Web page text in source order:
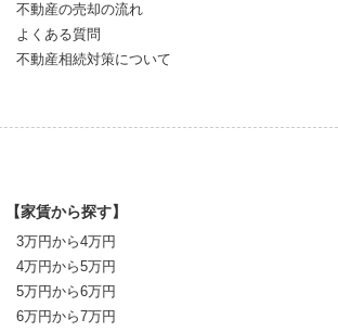
不動産の売却の流れ
よくある質問
不動産相続対策について
【家賃から探す】
3万円から4万円
4万円から5万円
5万円から6万円
6万円から7万円